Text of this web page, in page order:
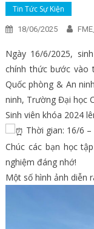
Tin Tức Sự Kiện
18/06/2025
Ngày 16/6/2025,
chính thức bước vào
Quốc phòng & An
ninh, Trường Đại học
Sinh viên khóa 2024
Thời gian: 16/6
Chúc các bạn học
nghiệm đáng nhớ!
Một số hình ảnh diễn